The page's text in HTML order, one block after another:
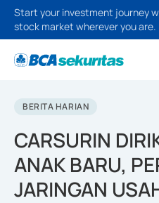
Start your investment journey
stock market wherever you are.
BERITA HARIAN
CARSURIN
ANAK BARU,
JARINGAN